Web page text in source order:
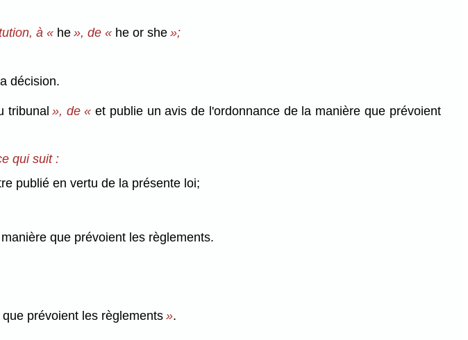
à « he », de « he or she »;
décision.
tribunal », de «et publie un avis de l'ordonnance de la manière que prévoient
qui suit :
publié en vertu de la présente loi;
que prévoient les règlements.
prévoient les règlements ».